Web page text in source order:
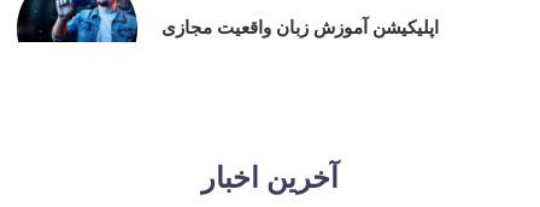
اپلیکیشن آموزش زبان واقعیت مجازی